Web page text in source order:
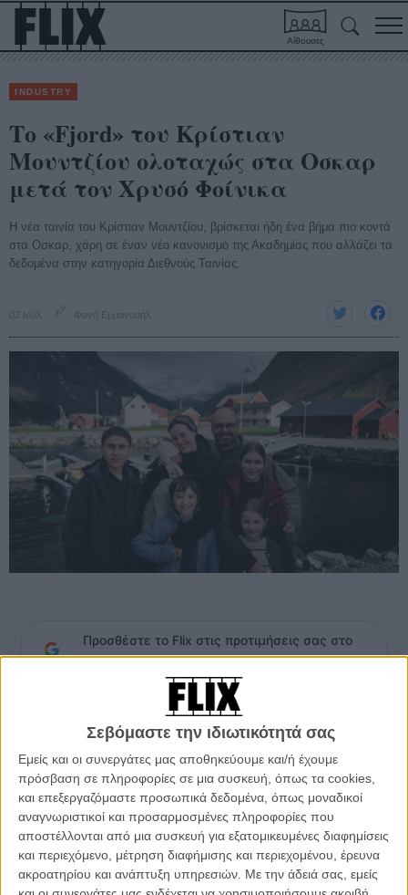
Σεβόμαστε την ιδιωτικότητά σας
Εμείς και οι συνεργάτες μας αποθηκεύουμε και/ή έχουμε
πρόσβαση σε πληροφορίες σε μια συσκευή, όπως τα cookies,
και επεξεργαζόμαστε προσωπικά δεδομένα, όπως μοναδικοί
αναγνωριστικοί και προσαρμοσμένες πληροφορίες που
αποστέλλονται από μια συσκευή για εξατομικευμένες διαφημίσεις
και περιεχόμενο, μέτρηση διαφήμισης και περιεχομένου, έρευνα
ακροατηρίου και ανάπτυξη υπηρεσιών. Με την άδειά σας, εμείς
Αίθουσες
INDUSTRY
Το «Fjord» του Κρίστιαν
Μουντζίου ολοταχώς στα Οσκαρ
μετά τον Χρυσό Φοίνικα
Η νέα ταινία του Κρίστιαν Μουντζίου, βρίσκεται ήδη ένα βήμα πιο κοντά
στα Οσκαρ, χάρη σε έναν νέο κανονισμό της Ακαδημίας που αλλάζει τα
δεδομένα στην κατηγορία Διεθνούς Ταινίας.
02 Ιούλ Φανή Εμμανουήλ
Προσθέστε το Flix στις προτιμήσεις σας στο
Google
Το «Fjord», η νέα ταινία του Ρουμάνου δημιουργού Κρίστιαν
Μουντζίου, έχει ήδη εξασφαλίσει την επιλεξιμότητά της για το Οσκαρ
Διεθνούς Ταινίας, χωρίς να χρειάζεται να περάσει από τη συνήθη
διαδικασία επιλογής κάποιας εθνικής επιτροπής.
Η εξέλιξη αυτή οφείλεται στη νέα πολιτική της Ακαδημίας, σύμφωνα
με την οποία οι νικητές κορυφαίων βραβείων σε συγκεκριμένα
διεθνή φεστιβάλ αποκτούν αυτόματα δικαίωμα συμμετοχής στην
κατηγορία. Ως κάτοχος του φετινού Χρυσού Φοίνικα, το«Fjord»
πληροί ήδη αυτή την προϋπόθεση.